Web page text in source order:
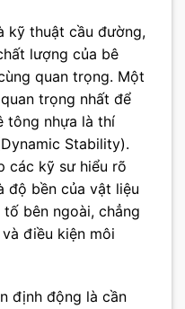
kỹ thuật cầu đường,
lượng của bê
quan trọng. Một
trọng nhất để
tông nhựa là thí
Stability).
các kỹ sư hiểu rõ
độ bền của vật liệu
bên ngoài, chẳng
điều kiện môi
định động là cần